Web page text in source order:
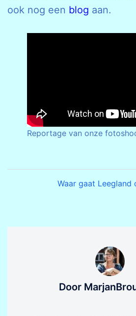
ook nog een blog aan.
Reportage van onze
navigatieWaar gaat Leegland
Door